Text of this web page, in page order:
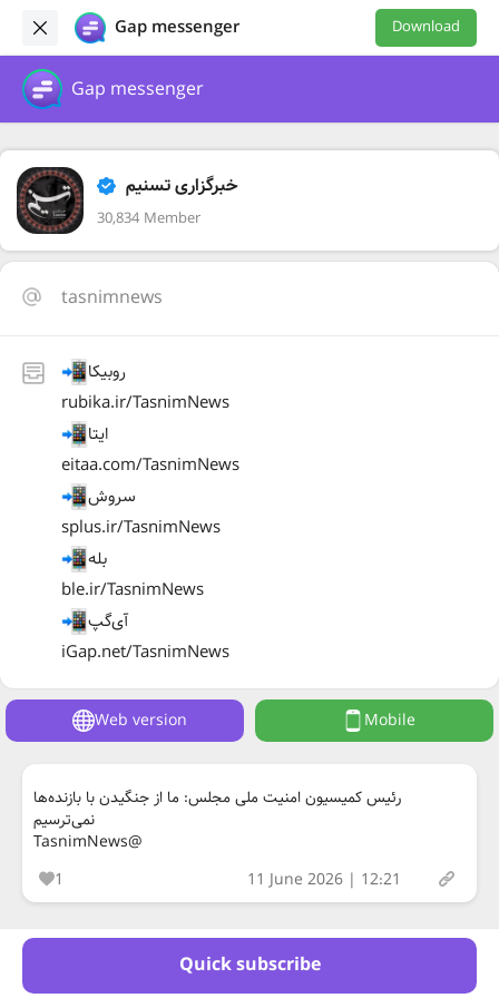
Gap messenger Download
Gap messenger
خبرگزاری تسنیم
30,834 Member
tasnimnews
روبیکا
rubika.ir/TasnimNews
ایتا
eitaa.com/TasnimNews
سروش
splus.ir/TasnimNews
بله
ble.ir/TasnimNews
آی‌گپ
iGap.net/TasnimNews
Quick subscribe
Web version Mobile
رئیس کمیسیون امنیت ملی مجلس: ما از جنگیدن با بازنده‌ها
نمی‌ترسیم
@TasnimNews
1
11 June 2026 | 12:21